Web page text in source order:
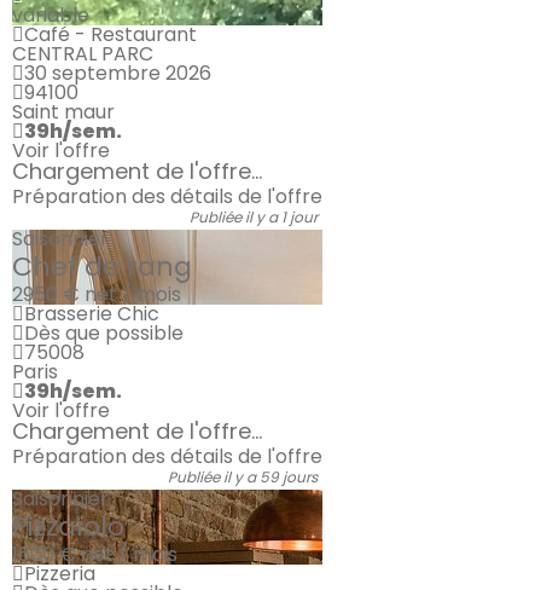
variable
Café - Restaurant
CENTRAL PARC
30 septembre 2026
94100
Saint maur
39h/sem.
Voir l'offre
Chargement de l'offre...
Préparation des détails de l'offre
Publiée il y a 1 jour
Saisonnier
Chef de rang
2950 € net / mois
Brasserie Chic
Dès que possible
75008
Paris
39h/sem.
Voir l'offre
Chargement de l'offre...
Préparation des détails de l'offre
Publiée il y a 59 jours
Saisonnier
Pizzaïolo
1600 €net / mois
Pizzeria